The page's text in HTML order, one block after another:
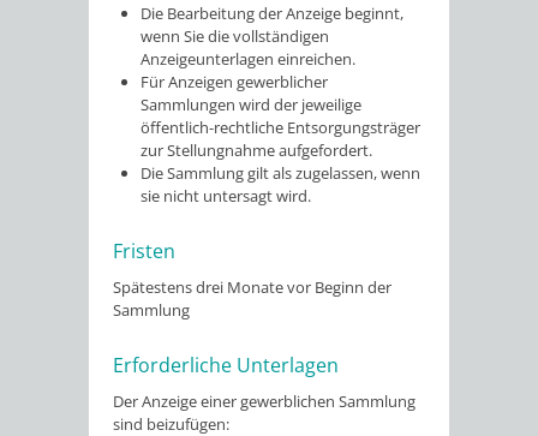
Die Bearbeitung der Anzeige beginnt,
wenn Sie die vollständigen
Anzeigeunterlagen einreichen.
Für Anzeigen gewerblicher
Sammlungen wird der jeweilige
öffentlich-rechtliche Entsorgungsträger
zur Stellungnahme aufgefordert.
Die Sammlung gilt als zugelassen, wenn
sie nicht untersagt wird.
Fristen
Spätestens drei Monate vor Beginn der
Sammlung
Erforderliche Unterlagen
Der Anzeige einer gewerblichen Sammlung
sind beizufügen: